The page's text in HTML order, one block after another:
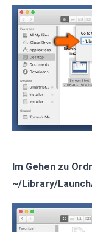
Im Gehen zu
~/Library/